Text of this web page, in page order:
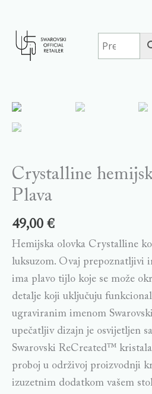
content
Crystalline
Plava
49,00 €
Hemijska olovka Crystalline
luksuzom. Ovaj prepoznatljivi
ima plavo tijlo koje se može
detalje koji uključuju
ugraviranim imenom
upečatljiv dizajn je osvijetljen
Swarovski ReCreated™
proboj u održivoj proizvodnji
izuzetnim dodatkom vašem
olovka,
quantity